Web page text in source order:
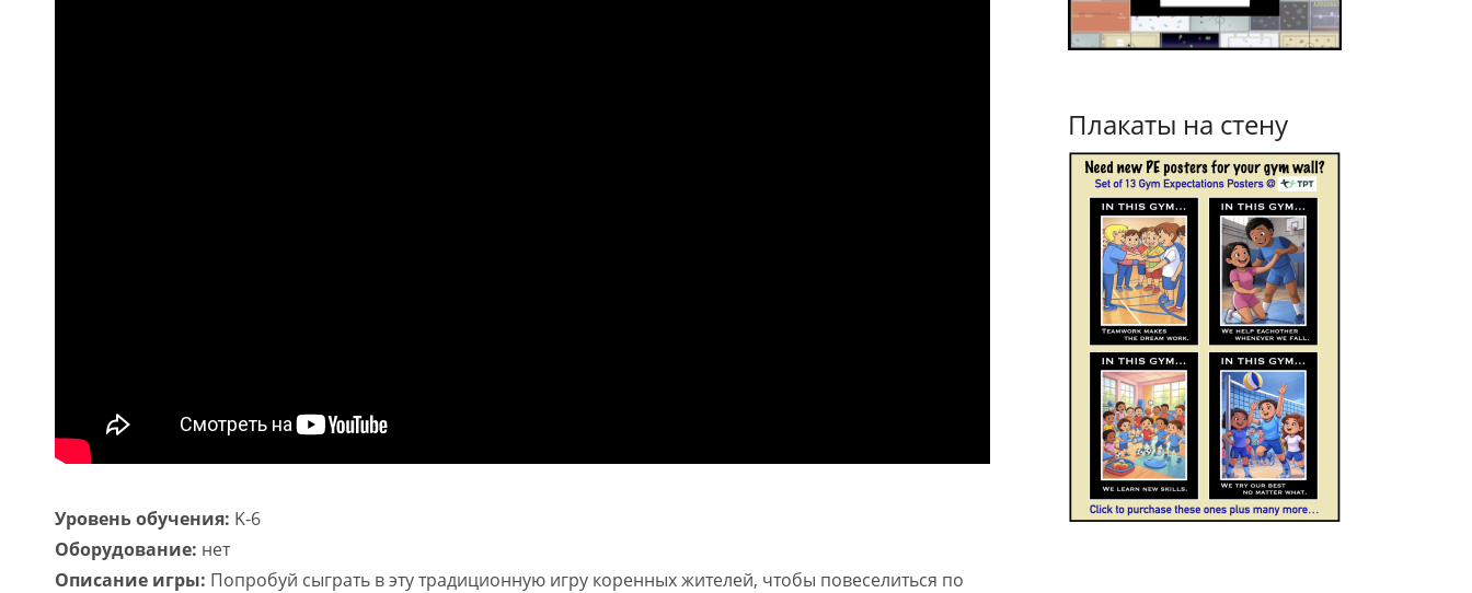
Уровень обучения: K-6
Оборудование: нет
Описание игры: Попробуй сыграть в эту традиционную игру коренных жителей, чтобы повеселиться по
Плакаты на стену